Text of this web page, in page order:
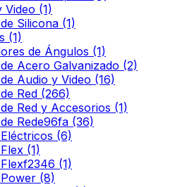
Video (1)
Silicona (1)
(1)
de Ángulos (1)
Acero Galvanizado (2)
Audio y Video (16)
Red (266)
Red y Accesorios (1)
Rede96fa (36)
(6)
(1)
(1)
(8)